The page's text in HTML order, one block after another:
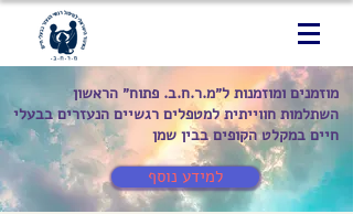
מוזמנים ומוזמנות ל״מ.ר.ח.ב. פתוח״ הראשון
השתלמות חווייתית למטפלים רגשיים הנעזרים בבעלי
חיים במקלט הקופים בבין שמן
למידע נוסף